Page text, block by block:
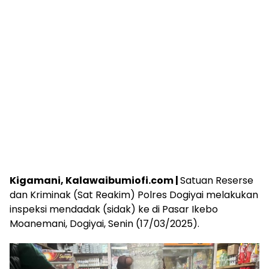
Kigamani, Kalawaibumiofi.com |Satuan Reserse
dan Kriminak (Sat Reakim) Polres Dogiyai melakukan
inspeksi mendadak (sidak) ke di Pasar Ikebo
Moanemani, Dogiyai, Senin (17/03/2025).